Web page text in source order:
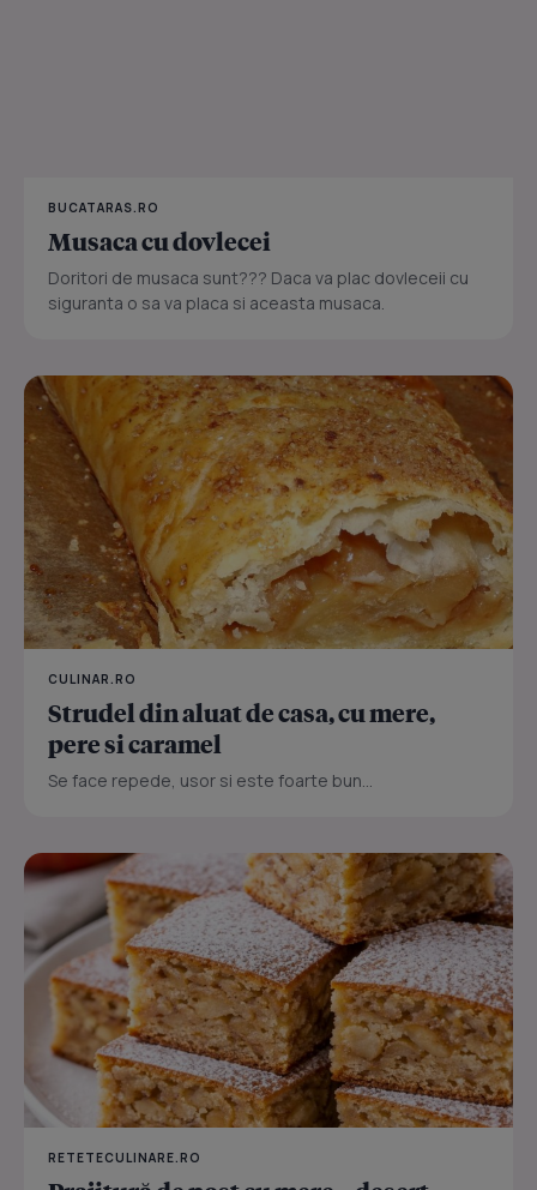
BUCATARAS.RO
Musaca cu dovlecei
Doritori de musaca sunt??? Daca va plac dovleceii cu
siguranta o sa va placa si aceasta musaca.
CULINAR.RO
Strudel din aluat de casa, cu mere,
pere si caramel
Se face repede, usor si este foarte bun...
RETETECULINARE.RO